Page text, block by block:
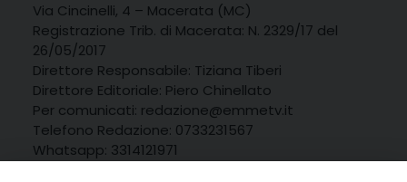
Via Cincinelli, 4 – Macerata (MC)
Registrazione Trib. di Macerata: N. 2329/17 del
26/05/2017
Direttore Responsabile: Tiziana Tiberi
Direttore Editoriale: Piero Chinellato
Per comunicati: redazione@emmetv.it
Telefono Redazione: 0733231567
Whatsapp: 3314121971